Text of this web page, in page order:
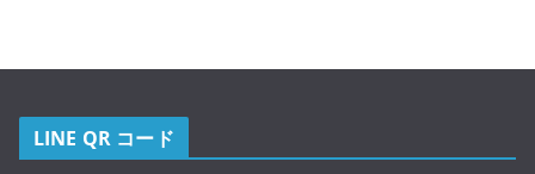
LINE QR コード